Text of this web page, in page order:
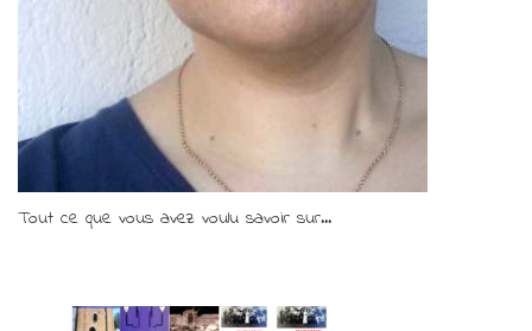
Tout ce que vous avez voulu savoir sur...